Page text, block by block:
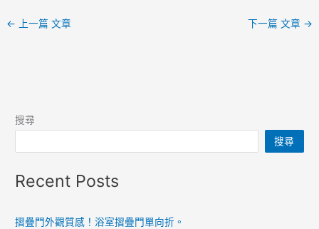
← 上一篇 文章 下一篇 文章 →
搜尋
搜尋
Recent Posts
摺疊門外觀質感！浴室摺疊門單向折。